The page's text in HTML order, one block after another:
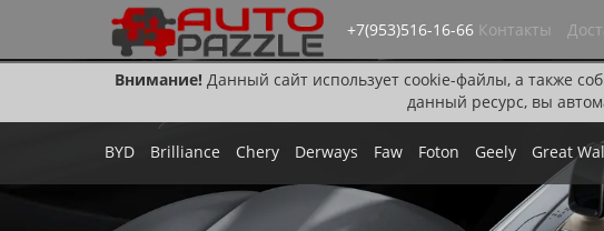
Внимание!Данный сайт использует cookie-файлы, а также
данный ресурс, вы
+7(953)516-16-66 Контакты
BYD Brilliance Chery Derways Faw Foton Geely Great